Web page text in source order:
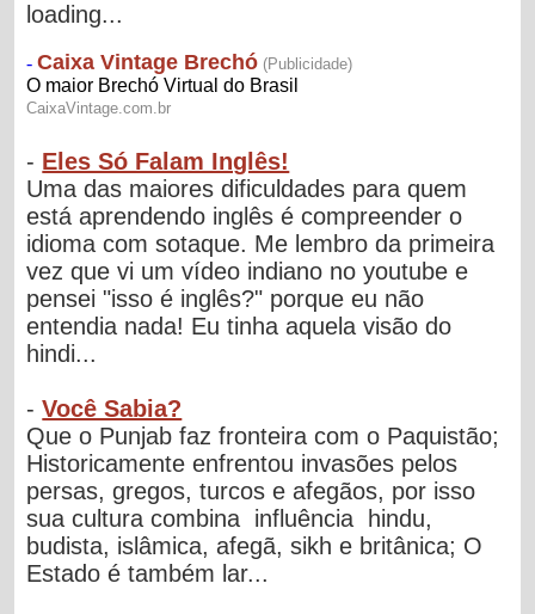
loading...
- Eles Só Falam Inglês!
Uma das maiores dificuldades para quem
está aprendendo inglês é compreender o
idioma com sotaque. Me lembro da primeira
vez que vi um vídeo indiano no youtube e
pensei "isso é inglês?" porque eu não
entendia nada! Eu tinha aquela visão do
hindi...
-Você Sabia?
Que o Punjab faz fronteira com o Paquistão;
Historicamente enfrentou invasões pelos
persas, gregos, turcos e afegãos, por isso
sua cultura combina influência hindu,
budista, islâmica, afegã, sikh e britânica; O
Estado é também lar...